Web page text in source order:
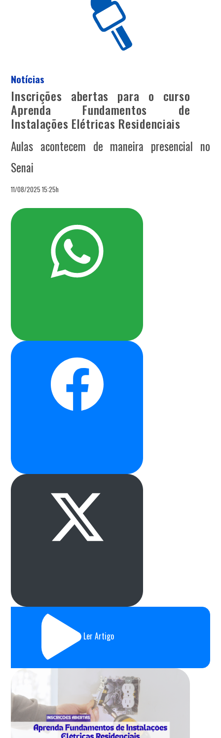
Notícias
Inscrições abertas para o curso
Aprenda Fundamentos de
Instalações Elétricas Residenciais
Aulas acontecem de maneira presencial no
Senai
11/08/2025 15:25h
Ler Artigo